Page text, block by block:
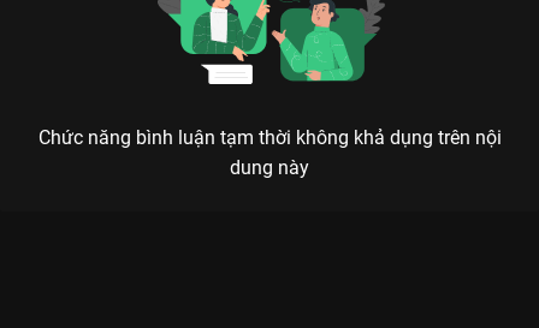
Chức năng bình luận tạm thời không khả dụng trên nội
dung này